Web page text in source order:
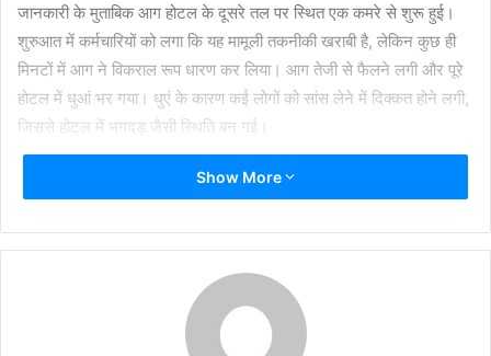
जानकारी के मुताबिक आग होटल के दूसरे तल पर स्थित एक कमरे से शुरू हुई।
शुरुआत में कर्मचारियों को लगा कि यह मामूली तकनीकी खराबी है, लेकिन कुछ ही
मिनटों में आग ने विकराल रूप धारण कर लिया। आग तेजी से फैलने लगी और पूरे
होटल में धुआं भर गया। धुएं के कारण कई लोगों को सांस लेने में दिक्कत होने लगी,
जिससे होटल में भगदड़ जैसी स्थिति बन गई।
होटल के कर्मचारी और मेहमान मदद के लिए चिल्लाते हुए बाहर निकलने लगे।
मिलते ही पुलिस और अग्निशमन विभाग की टीमें मौके पर पहुंचीं और राहत एवं बचाव
फायर ब्रिगेड की चार गाड़ियां मौके पर आग बुझाने में जुट गईं। दमकलकर्मी
Show More